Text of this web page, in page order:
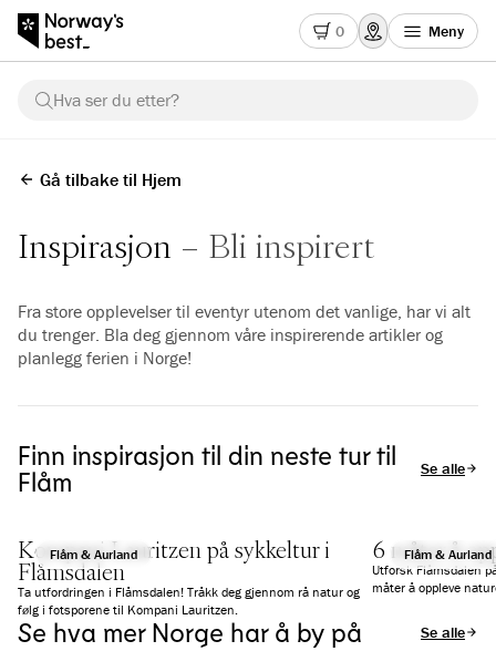
0 Meny
Hva ser du etter?
Gå tilbake til Hjem
Inspirasjon Bli inspirert
Fra store opplevelser til eventyr utenom det vanlige, har vi alt
du trenger. Bla deg gjennom våre inspirerende artikler og
planlegg ferien i Norge!
Finn inspirasjon til din neste tur til
Flåm
Se alle
Flåm & Aurland
Kompani Lauritzen på sykkeltur i
Flåmsdalen
Ta utfordringen i Flåmsdalen! Tråkk deg gjennom rå natur og
følg i fotsporene til Kompani Lauritzen.
Flåm & Aurland
6 måter å
Utforsk Flåmsdalen
måter å oppleve
Se hva mer Norge har å by på Se alle